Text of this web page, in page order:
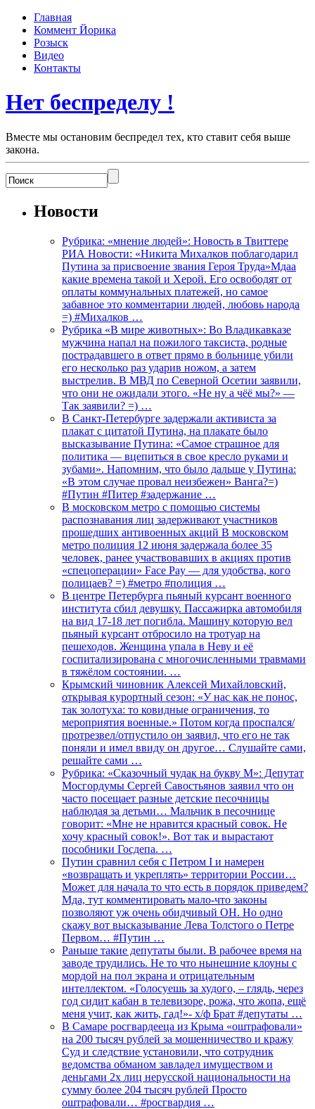
Главная
Коммент Йорика
Розыск
Видео
Контакты
Нет беспределу !
Вместе мы остановим беспредел тех, кто ставит себя выше
закона.
Новости
Рубрика: «мнение людей»: Новость в Твиттере
РИА Новости: «Никита Михалков поблагодарил
Путина за присвоение звания Героя Труда»Мдаа
какие времена такой и Херой. Его освободят от
оплаты коммунальных платежей, но самое
забавное это комментарии людей, любовь народа
=) #Михалков …
Рубрика «В мире животных»: Во Владикавказе
мужчина напал на пожилого таксиста, родные
пострадавшего в ответ прямо в больнице убили
его несколько раз ударив ножом, а затем
выстрелив. В МВД по Северной Осетии заявили,
что они не ожидали этого. «Не ну а чёё мы?» —
Так заявили? =) …
В Санкт-Петербурге задержали активиста за
плакат с цитатой Путина, на плакате было
высказывание Путина: «Самое страшное для
политика — вцепиться в свое кресло руками и
зубами». Напомним, что было дальше у Путина:
«В этом случае провал неизбежен» Ванга?=)
#Путин #Питер #задержание …
В московском метро с помощью системы
распознавания лиц задерживают участников
прошедших антивоенных акций В московском
метро полиция 12 июня задержала более 35
человек, ранее участвовавших в акциях против
«спецоперации» Face Pay — для удобства, кого
полицаев? =) #метро #полиция …
В центре Петербурга пьяный курсант военного
института сбил девушку. Пассажирка автомобиля
на вид 17-18 лет погибла. Машину которую вел
пьяный курсант отбросило на тротуар на
пешеходов. Женщина упала в Неву и её
госпитализирована с многочисленными травмами
в тяжёлом состоянии. …
Крымский чиновник Алексей Михайловский,
открывая курортный сезон: «У нас как не понос,
так золотуха: то ковидные ограничения, то
мероприятия военные.» Потом когда проспался/
протрезвел/отпустило он заявил, что его не так
поняли и имел ввиду он другое… Слушайте сами,
решайте сами …
Рубрика: «Сказочный чудак на букву М»: Депутат
Мосгордумы Сергей Савостьянов заявил что он
часто посещает разные детские песочницы
наблюдая за детьми… Мальчик в песочнице
говорит: «Мне не нравится красный совок. Не
хочу красный совок!». Вот так и вырастают
пособники Госдепа. …
Путин сравнил себя с Петром I и намерен
«возвращать и укреплять» территории России…
Может для начала то что есть в порядок приведем?
Мда, тут комментировать мало-что законы
позволяют уж очень обидчивый ОН. Но одно
скажу вот высказывание Лева Толстого о Петре
Первом… #Путин …
Раньше такие депутаты были. В рабочее время на
заводе трудились. Не то что нынешние клоуны с
мордой на пол экрана и отрицательным
интеллектом. «Голосуешь за худого, – глядь, через
год сидит кабан в телевизоре, рожа, что жопа, ещё
меня учит, как жить, гад!»- х/ф Брат #депутаты …
В Самаре росгвардееца из Крыма «оштрафовали»
на 200 тысяч рублей за мошенничество и кражу
Суд и следствие установили, что сотрудник
ведомства обманом завладел имуществом и
деньгами 2х лиц нерусской национальности на
сумму более 204 тысяч рублей Просто
оштрафовали… #росгвардия …